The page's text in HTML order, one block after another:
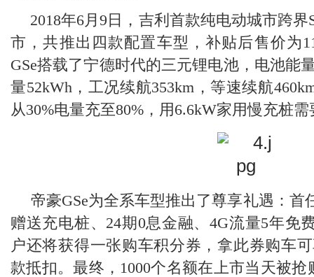
2018年6月9日，吉利首款纯电动城市跨界
市，共推出四款配置车型，补贴后售价为
GSe搭载了宁德时代的三元锂电池，电池能
量52kWh，工况续航353km，等速续航
从30%电量充至80%，用6.6kW家用慢充桩
帝豪GSe为全系车型推出了尊享礼遇：首
赠送充电桩、24期0息金融、4G流量5年免
户还将获得一张购车积分券，拿此券购车
款抵扣。最终，1000个名额在上市当天被抢